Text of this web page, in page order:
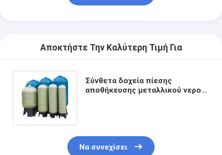
Αποκτήστε Την Καλύτερη Τιμή Για
Σύνθετα δοχεία πίεσης
αποθήκευσης μεταλλικού νερού
Να συνεχίσει